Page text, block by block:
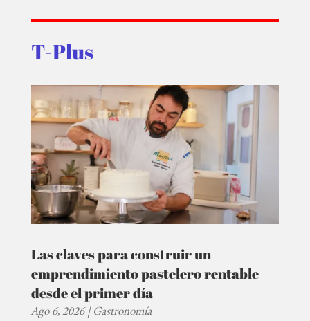
T-Plus
Las claves para construir un
emprendimiento pastelero rentable
desde el primer día
Ago 6, 2026|Gastronomía